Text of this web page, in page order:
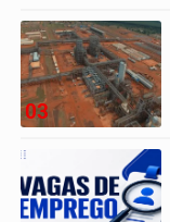
03